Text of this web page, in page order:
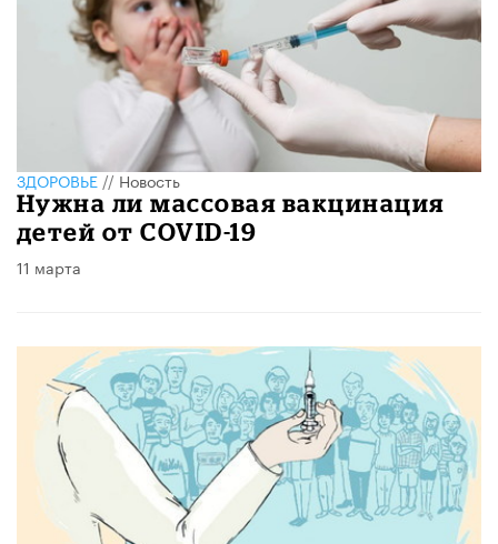
ЗДОРОВЬЕ//Новость
Нужна ли массовая вакцинация
детей от COVID-19
11 марта